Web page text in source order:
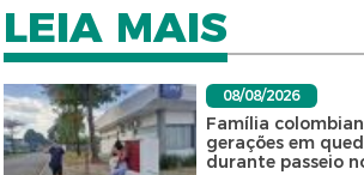
LEIA MAIS
08/08/2026
Família
gerações em
durante passeio